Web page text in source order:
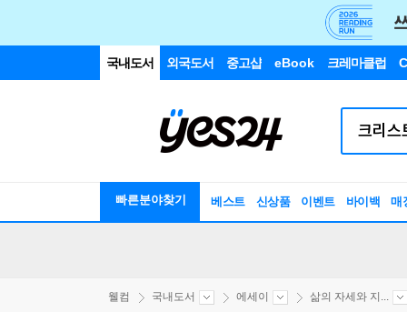
국내도서 외국도서 중고샵 eBook 크레마클럽
빠른분야찾기 베스트 신상품 이벤트 바이백 매
웰컴 국내도서 에세이 삶의 자세와 지...